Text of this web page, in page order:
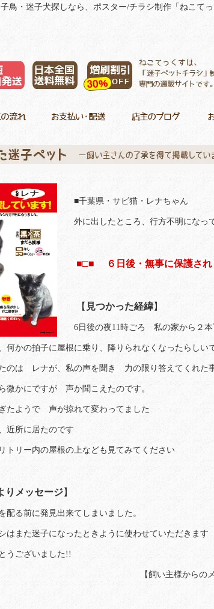
鳥・迷子犬探しなら、ポスター/チラシ制作「ねこてっ
■千葉県・サビ猫・レナちゃん
外に出したところ、行方不明になって
■□■ ６日後・無事に保護され
【 見つかった経緯】
6日後の夜11時ごろ 私の家から２本
かの拍子に屋根に乗り、降りられなくなったらしいで
のは レナが、私の声を聞き 力の限り答えてくれた事
微かにですが 声か聞こえたのです。
たようで 声が掠れて変わってました
近所に居たのです
トリー内の屋根の上なども見てみてください
りメッセージ】
配る前に発見出来てしまいました。
はまた迷子になったときように使わせていただきます
うございました!!
【飼い主様からの